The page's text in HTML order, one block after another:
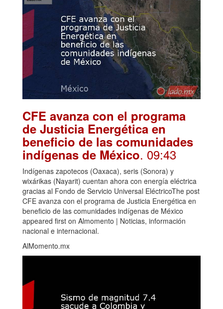
CFE avanza con el programa
de Justicia Energética en
beneficio de las comunidades
indígenas de México. 09:43
Indígenas zapotecos (Oaxaca), seris (Sonora) y
wixárikas (Nayarit) cuentan ahora con energía eléctrica
gracias al Fondo de Servicio Universal EléctricoThe post
CFE avanza con el programa de Justicia Energética en
beneficio de las comunidades indígenas de México
appeared first on Almomento | Noticias, información
nacional e internacional.
AlMomento.mx